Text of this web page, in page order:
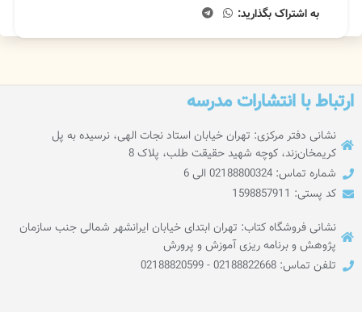
به اشتراک بگذارید:
ارتباط با انتشارات مدرسه
نشانی دفتر مرکزی: تهران خیابان استاد نجات الهی، نرسیده به پل
کریمخان‌زند، کوچه شهید حقیقت طلب، پلاک 8
شماره تماس: 02188800324 الی 6
کد پستی: 1598857911
نشانی فروشگاه کتاب: تهران ابتدای خیابان ایرانشهر شمالی جنب سازمان
پژوهش و برنامه ریزی آموزش و پرورش
تلفن تماس: 02188822668 - 02188820599